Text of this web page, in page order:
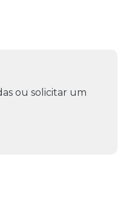
ou solicitar um